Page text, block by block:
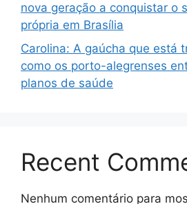
nova geração a conquistar o
própria em Brasília
Carolina: A gaúcha que está
como os porto-alegrenses
planos de saúde
Recent
Nenhum comentário para